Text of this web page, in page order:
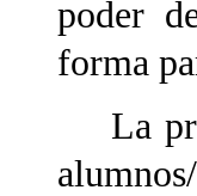
poder
forma
La